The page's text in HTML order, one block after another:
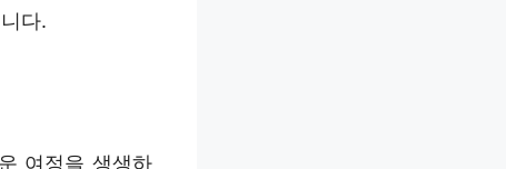
다.
여정을 생생하